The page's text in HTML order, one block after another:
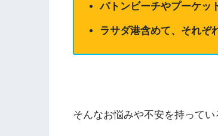
パトンビーチやプーケッ
ラサダ港含めて、それぞ
そんなお悩みや不安を持って